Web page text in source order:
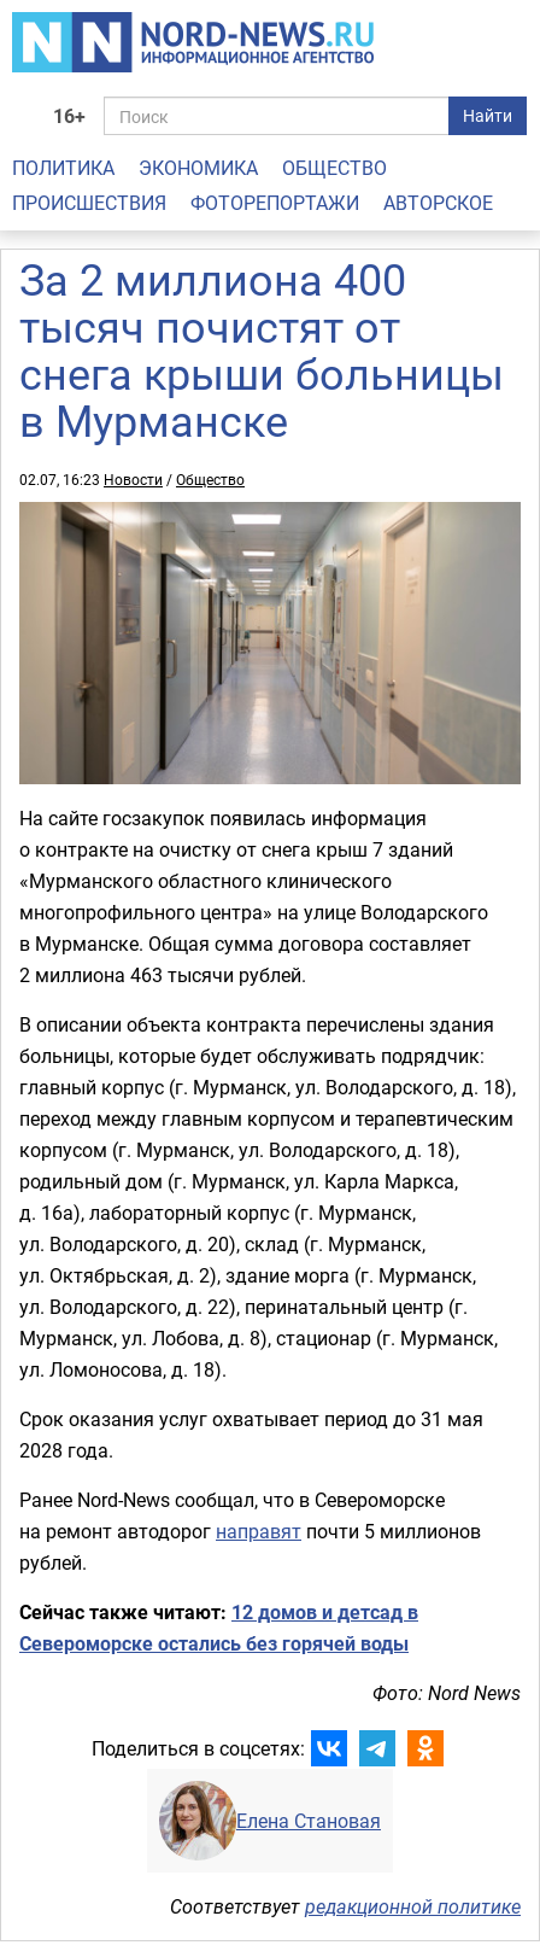
16+ Найти
ПОЛИТИКА ЭКОНОМИКА
ОБЩЕСТВО
ПРОИСШЕСТВИЯ
ФОТОРЕПОРТАЖИ АВТОРСКОЕ
За 2 миллиона 400
тысяч почистят от
снега крыши больницы
в Мурманске
02.07, 16:23 Новости /Общество
На сайте госзакупок появилась информация
о контракте на очистку от снега крыш 7 зданий
«Мурманского областного клинического
многопрофильного центра» на улице Володарского
в Мурманске. Общая сумма договора составляет
2 миллиона 463 тысячи рублей.
В описании объекта контракта перечислены здания
больницы, которые будет обслуживать подрядчик:
главный корпус (г. Мурманск, ул. Володарского, д. 18),
переход между главным корпусом и терапевтическим
корпусом (г. Мурманск, ул. Володарского, д. 18),
родильный дом (г. Мурманск, ул. Карла Маркса,
д. 16а), лабораторный корпус (г. Мурманск,
ул. Володарского, д. 20), склад (г. Мурманск,
ул. Октябрьская, д. 2), здание морга (г. Мурманск,
ул. Володарского, д. 22), перинатальный центр (г.
Мурманск, ул. Лобова, д. 8), стационар (г. Мурманск,
ул. Ломоносова, д. 18).
Срок оказания услуг охватывает период до 31 мая
2028 года.
Ранее Nord-News сообщал, что в Североморске
на ремонт автодорог направят почти 5 миллионов
рублей.
Сейчас также читают: 12 домов и детсад в
Североморске остались без горячей воды
Фото: Nord News
Поделиться в соцсетях:
Елена Становая
Соответствуетредакционной политике